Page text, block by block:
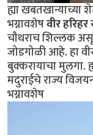
ह्या खबतखान्याच्या
भग्नावशेषवीर हरिहर
चौथराच शिल्लक असून
जोडगोळी आहे. हा
बुक्करायाचा मुलगा.
मदुराईचे राज्य
भग्नावशेष